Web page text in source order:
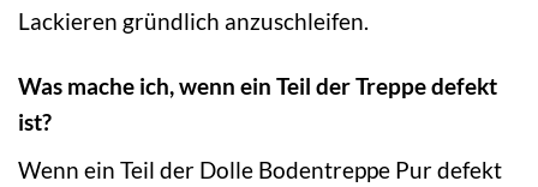
Lackieren gründlich anzuschleifen.
Was mache ich, wenn ein Teil der Treppe defekt
ist?
Wenn ein Teil der Dolle Bodentreppe Pur defekt